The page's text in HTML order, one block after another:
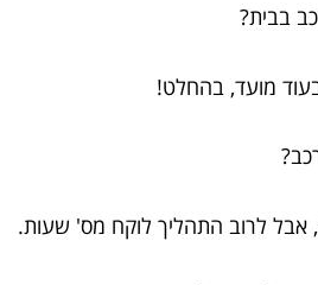
מועד, בהחלט!
אבל לרוב התהליך לוקח מס' שעות.